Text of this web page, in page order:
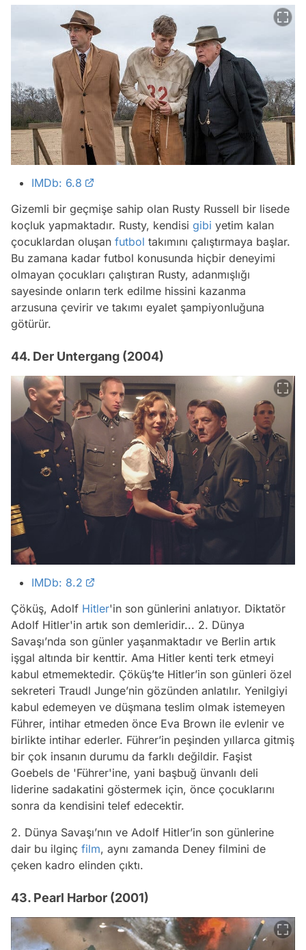
IMDb: 6.8
Gizemli bir geçmişe sahip olan Rusty Russell bir lisede
koçluk yapmaktadır. Rusty, kendisi gibi yetim kalan
çocuklardan oluşan futbol takımını çalıştırmaya başlar.
Bu zamana kadar futbol konusunda hiçbir deneyimi
olmayan çocukları çalıştıran Rusty, adanmışlığı
sayesinde onların terk edilme hissini kazanma
arzusuna çevirir ve takımı eyalet şampiyonluğuna
götürür.
44. Der Untergang (2004)
IMDb: 8.2
Çöküş, Adolf Hitler'in son günlerini anlatıyor. Diktatör
Adolf Hitler'in artık son demleridir... 2. Dünya
Savaşı’nda son günler yaşanmaktadır ve Berlin artık
işgal altında bir kenttir. Ama Hitler kenti terk etmeyi
kabul etmemektedir. Çöküş’te Hitler’in son günleri özel
sekreteri Traudl Junge’nin gözünden anlatılır. Yenilgiyi
kabul edemeyen ve düşmana teslim olmak istemeyen
Führer, intihar etmeden önce Eva Brown ile evlenir ve
birlikte intihar ederler. Führer’in peşinden yıllarca gitmiş
bir çok insanın durumu da farklı değildir. Faşist
Goebels de 'Führer'ine, yani başbuğ ünvanlı deli
liderine sadakatini göstermek için, önce çocuklarını
sonra da kendisini telef edecektir.
2. Dünya Savaşı’nın ve Adolf Hitler’in son günlerine
dair bu ilginç film, aynı zamanda Deney filmini de
çeken kadro elinden çıktı.
43. Pearl Harbor (2001)